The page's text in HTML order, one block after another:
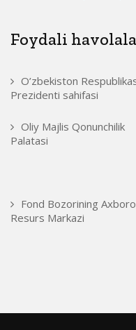
Foydali
O’zbekiston
Prezidenti sahifasi
Oliy Majlis Qonunchilik
Palatasi
Fond Bozorining
Resurs Markazi